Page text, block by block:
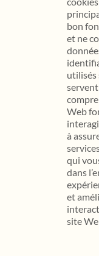
bon
et ne
utilisés
Web
à
qui
dans
et
site